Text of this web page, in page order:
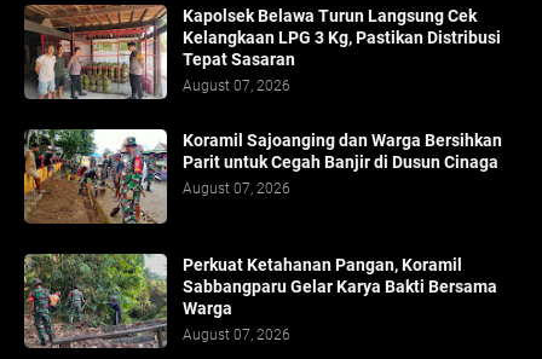
Kapolsek Belawa Turun Langsung Cek
Kelangkaan LPG 3 Kg, Pastikan Distribusi
Tepat Sasaran
August 07, 2026
Koramil Sajoanging dan Warga Bersihkan
Parit untuk Cegah Banjir di Dusun Cinaga
August 07, 2026
Perkuat Ketahanan Pangan, Koramil
Sabbangparu Gelar Karya Bakti Bersama
Warga
August 07, 2026